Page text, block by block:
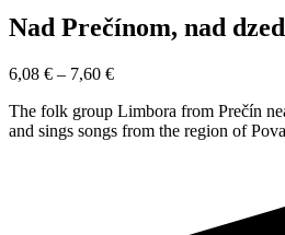
Nad Prečínom, nad
6,08 € – 7,60 €
The folk group Limbora from Prečín
and sings songs from the region of